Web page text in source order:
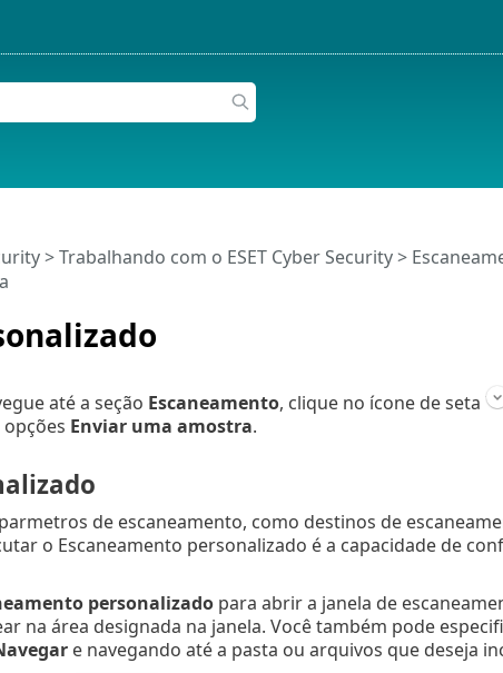
>Trabalhando com o ESET Cyber Security>
até a seção Escaneamento, clique no ícone de seta
Enviar uma amostra.
de escaneamento, como destinos de
o Escaneamento personalizado é a capacidade de
personalizadopara abrir a janela de
na área designada na janela. Você também pode
e navegando até a pasta ou arquivos que deseja